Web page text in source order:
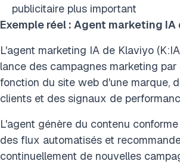
publicitaire plus important
Exemple réel : Agent marketing IA
L'agent marketing IA de Klaviyo
lance des campagnes marketing
fonction du site web d'une marque,
clients et des signaux de
L'agent génère du contenu
des flux automatisés et
continuellement de nouvelles